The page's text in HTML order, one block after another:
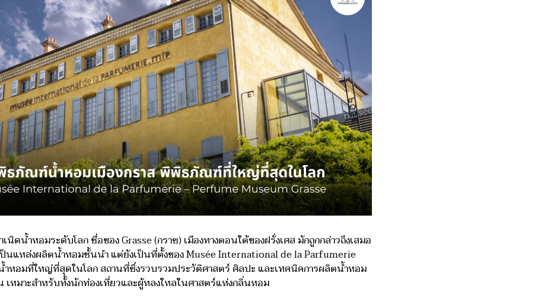
นิดน้ำหอมระดับโลก ชื่อของ Grasse (กราซ) เมืองทางตอนใต้ของฝรั่งเศส มักถูกกล่าวถึงเสมอ
นแหล่งผลิตน้ำหอมชั้นนำ แต่ยังเป็นที่ตั้งของ Musée International de la Parfumerie
อมที่ใหญ่ที่สุดในโลก สถานที่ซึ่งรวบรวมประวัติศาสตร์ ศิลปะ และเทคนิคการผลิตน้ำหอม
เหมาะสำหรับทั้งนักท่องเที่ยวและผู้หลงใหลในศาสตร์แห่งกลิ่นหอม